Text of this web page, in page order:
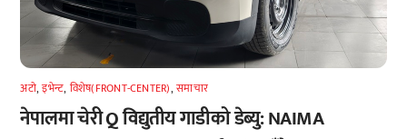
अटाे,इभेन्ट, विशेष(FRONT-CENTER),समाचार
नेपालमा चेरी Q विद्युतीय गाडीको डेब्यु: NAIMA